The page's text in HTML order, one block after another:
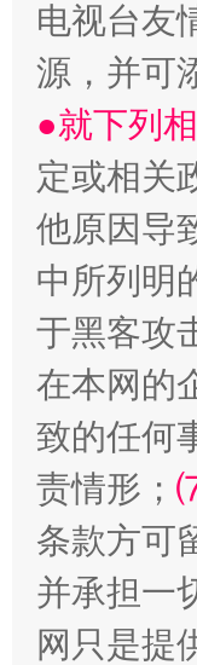
受贿1.44亿
全民健身五年
电视台友
源，并可
●就下列
定或相关
他原因导
中所列明
于黑客攻
在本网的
致的任何
责情形；
条款方可
并承担一
网只是提